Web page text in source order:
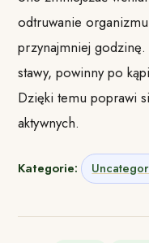
odtruwanie
przynajmniej godzinę.
stawy, powinny po
Dzięki temu poprawi
aktywnych.
Kategorie: